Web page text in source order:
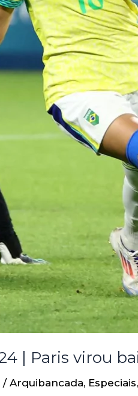
| Paris virou
/ Arquibancada, Especiais,